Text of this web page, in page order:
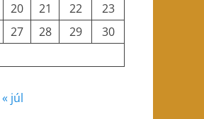
20 21 22
23
27 28 29
30
« júl